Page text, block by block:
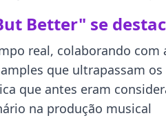
Better" se
real, colaborando
que ultrapassam
que antes eram
na produção musical